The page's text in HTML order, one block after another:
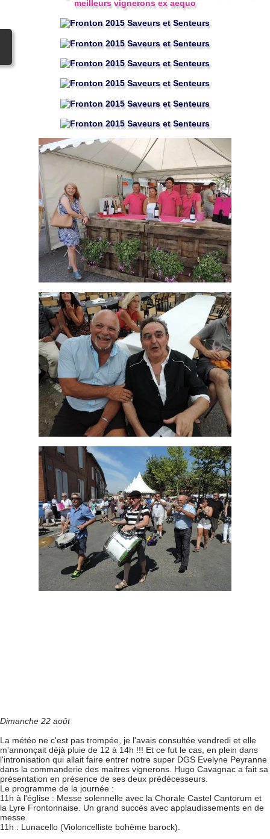
Dimanche 22 août
La météo ne c'est pas trompée, je l'avais consultée vendredi et elle
m'annonçait déjà pluie de 12 à 14h !!! Et ce fut le cas, en plein dans
l'intronisation qui allait faire entrer notre super DGS Evelyne Peyranne
dans la commanderie des maitres vignerons. Hugo Cavagnac a fait sa
présentation en présence de ses deux prédécesseurs.
Le programme de la journée :
11h à l'église : Messe solennelle avec la Chorale Castel Cantorum et
la Lyre Frontonnaise. Un grand succès avec applaudissements en de
messe.
11h : Lunacello (Violoncelliste bohème barock).